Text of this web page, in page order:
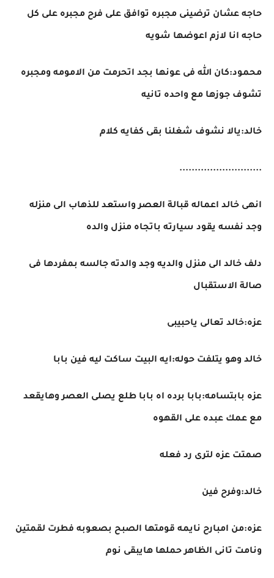
حاجه عشان ترضينى مجبره توافق على فرح مجبره على كل
حاجه انا لازم اعوضها شويه
محمود:كان الله فى عونها بجد اتحرمت من الامومه ومجبره
تشوف جوزها مع واحده تانيه
خالد:يالا نشوف شغلنا بقى كفايه كلام
...........................
انهى خالد اعماله قبالة العصر واستعد للذهاب الى منزله
وجد نفسه يقود سيارته باتجاه منزل والده
دلف خالد الى منزل والديه وجد والدته جالسه بمفردها فى
صالة الاستقبال
عزه:خالد تعالى ياحبيبى
خالد وهو يتلفت حوله:ايه البيت ساكت ليه فين بابا
عزه بابتسامه:بابا برده اه بابا طلع يصلى العصر وهايقعد
مع عمك عبده على القهوه
صمتت عزه لترى رد فعله
خالد:وفرح فين
عزه:من امبارح نايمه قومتها الصبح بصعوبه فطرت لقمتين
ونامت تانى الظاهر حملها هايبقى نوم